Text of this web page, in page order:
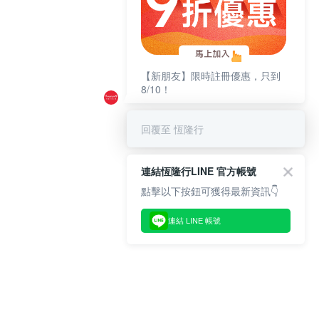
【新朋友】限時註冊優惠，只到
8/10！
回覆至 恆隆行
連結恆隆行LINE 官方帳號
點擊以下按鈕可獲得最新資訊👇
連結 LINE 帳號